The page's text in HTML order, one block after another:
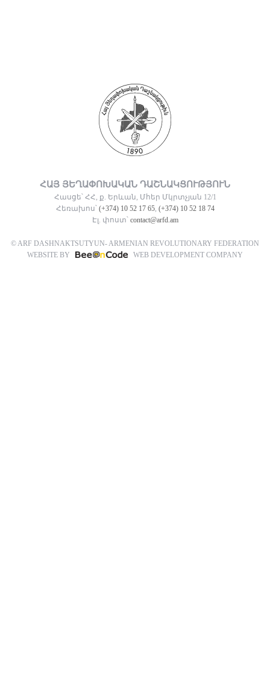
ՀԱՅ ՅԵՂԱՓՈԽԱԿԱՆ ԴԱՇՆԱԿՑՈՒԹՅՈՒՆ
Հասցե՝ ՀՀ, ք. Երևան, Մհեր Մկրտչյան 12/1
Հեռախոս՝ (+374) 10 52 17 65, (+374) 10 52 18 74
Էլ. փոստ՝ contact@arfd.am
© ARF DASHNAKTSUTYUN- ARMENIAN REVOLUTIONARY FEDERATION
WEBSITE BY
WEB DEVELOPMENT COMPANY